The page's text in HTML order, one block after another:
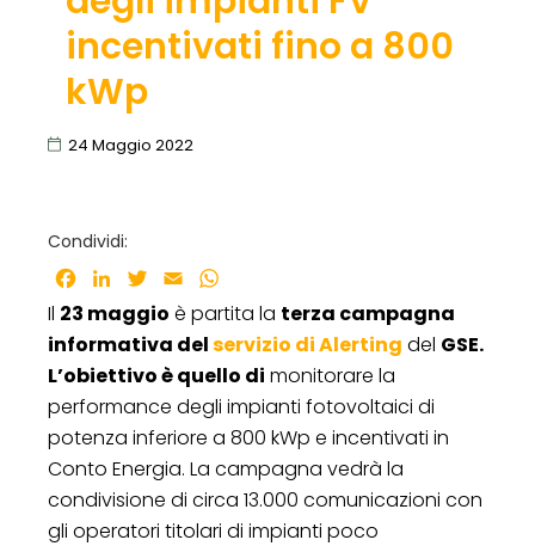
incentivati fino a 800
kWp
24 Maggio 2022
Condividi:
Facebook
LinkedInTwitter
Email
Il 23 maggio è partita la terza campagna
informativa delservizio di Alerting del GSE.
L’obiettivo è quello di monitorare la
performance degli impianti fotovoltaici di
potenza inferiore a 800 kWp e incentivati in
Conto Energia. La campagna vedrà la
condivisione di circa 13.000 comunicazioni con
gli operatori titolari di impianti poco